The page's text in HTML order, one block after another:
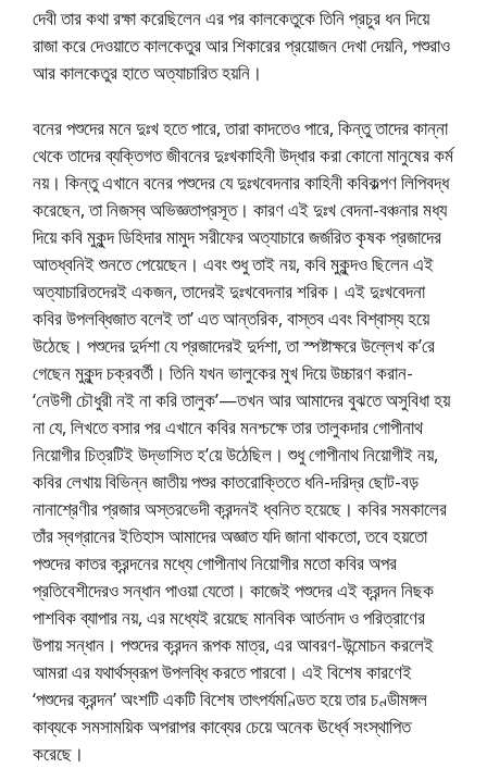
দেবী তার কথা রক্ষা করেছিলেন এর পর কালকেতুকে তিনি প্রচুর ধন দিয়ে
রাজা করে দেওয়াতে কালকেতুর আর শিকারের প্রয়োজন দেখা দেয়নি, পশুরাও
আর কালকেতুর হাতে অত্যাচারিত হয়নি।
বনের পশুদের মনে দুঃখ হতে পারে, তারা কাদতেও পারে, কিন্তু তাদের কান্না
থেকে তাদের ব্যক্তিগত জীবনের দুঃখকাহিনী উদ্ধার করা কোনো মানুষের কর্ম
নয়। কিন্তু এখানে বনের পশুদের যে দুঃখবেদনার কাহিনী কবিকল্পণ লিপিবদ্ধ
করেছেন, তা নিজস্ব অভিজ্ঞতাপ্রসূত। কারণ এই দুঃখ বেদনা-বঞ্চনার মধ্য
দিয়ে কবি মুকুন্দ ডিহিদার মামুদ সরীফের অত্যাচারে জর্জরিত কৃষক প্রজাদের
আতধ্বনিই শুনতে পেয়েছেন। এবং শুধু তাই নয়, কবি মুকুন্দও ছিলেন এই
অত্যাচারিতদেরই একজন, তাদেরই দুঃখবেদনার শরিক। এই দুঃখবেদনা
কবির উপলব্ধিজাত বলেই তা’ এত আন্তরিক, বাস্তব এবং বিশ্বাস্য হয়ে
উঠেছে। পশুদের দুর্দশা যে প্রজাদেরই দুর্দশা, তা স্পষ্টাক্ষরে উল্লেখ ক’রে
গেছেন মুকুন্দ চক্রবর্তী। তিনি যখন ভালুকের মুখ দিয়ে উচ্চারণ করান-
‘নেউগী চৌধুরী নই না করি তালুক’—তখন আর আমাদের বুঝতে অসুবিধা হয়
না যে, লিখতে বসার পর এখানে কবির মনশ্চক্ষে তার তালুকদার গোপীনাথ
নিয়োগীর চিত্রটিই উদ্ভাসিত হ’য়ে উঠেছিল। শুধু গোপীনাথ নিয়োগীই নয়,
কবির লেখায় বিভিন্ন জাতীয় পশুর কাতরোক্তিতে ধনি-দরিদ্র ছোট-বড়
নানাশ্রেণীর প্রজার অস্তরভেদী ক্রন্দনই ধ্বনিত হয়েছে। কবির সমকালের
তাঁর স্বগ্রানের ইতিহাস আমাদের অজ্ঞাত যদি জানা থাকতো, তবে হয়তো
পশুদের কাতর ক্রন্দনের মধ্যে গোপীনাথ নিয়োগীর মতো কবির অপর
প্রতিবেশীদেরও সন্ধান পাওয়া যেতো। কাজেই পশুদের এই ক্রন্দন নিছক
পাশবিক ব্যাপার নয়, এর মধ্যেই রয়েছে মানবিক আর্তনাদ ও পরিত্রাণের
উপায় সন্ধান। পশুদের ক্রন্দন রূপক মাত্র, এর আবরণ-উন্মোচন করলেই
আমরা এর যথার্থস্বরূপ উপলব্ধি করতে পারবো। এই বিশেষ কারণেই
‘পশুদের ক্রন্দন’ অংশটি একটি বিশেষ তাৎপর্যমণ্ডিত হয়ে তার চণ্ডীমঙ্গল
কাব্যকে সমসাময়িক অপরাপর কাব্যের চেয়ে অনেক ঊর্ধ্বে সংস্থাপিত
করেছে।